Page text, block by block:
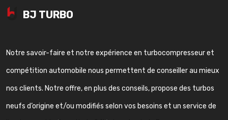
BJ TURBO
Notre savoir-faire et notre expérience en turbocompresseur et
compétition automobile nous permettent de conseiller au mieux
nos clients. Notre offre, en plus des conseils, propose des turbos
neufs d’origine et/ou modifiés selon vos besoins et un service de